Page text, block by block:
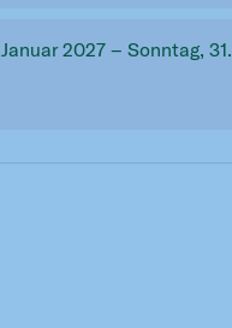
2027 – Sonntag, 31.